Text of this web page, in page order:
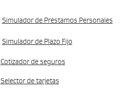
Simulador de Préstamos Personales
Simulador de Plazo Fijo
Cotizador de seguros
Selector de tarjetas